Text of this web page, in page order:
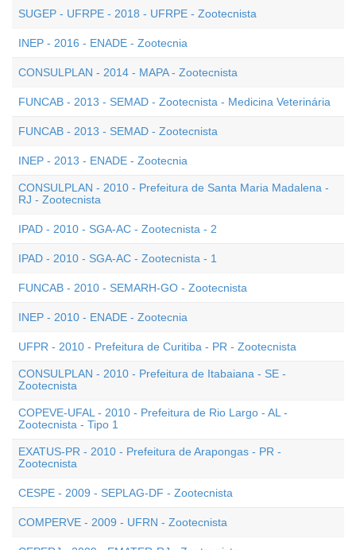
SUGEP - UFRPE - 2018 - UFRPE - Zootecnista
INEP - 2016 - ENADE - Zootecnia
CONSULPLAN - 2014 - MAPA - Zootecnista
FUNCAB - 2013 - SEMAD - Zootecnista - Medicina Veterinária
FUNCAB - 2013 - SEMAD - Zootecnista
INEP - 2013 - ENADE - Zootecnia
CONSULPLAN - 2010 - Prefeitura de Santa Maria Madalena -
RJ - Zootecnista
IPAD - 2010 - SGA-AC - Zootecnista - 2
IPAD - 2010 - SGA-AC - Zootecnista - 1
FUNCAB - 2010 - SEMARH-GO - Zootecnista
INEP - 2010 - ENADE - Zootecnia
UFPR - 2010 - Prefeitura de Curitiba - PR - Zootecnista
CONSULPLAN - 2010 - Prefeitura de Itabaiana - SE -
Zootecnista
COPEVE-UFAL - 2010 - Prefeitura de Rio Largo - AL -
Zootecnista - Tipo 1
EXATUS-PR - 2010 - Prefeitura de Arapongas - PR -
Zootecnista
CESPE - 2009 - SEPLAG-DF - Zootecnista
COMPERVE - 2009 - UFRN - Zootecnista